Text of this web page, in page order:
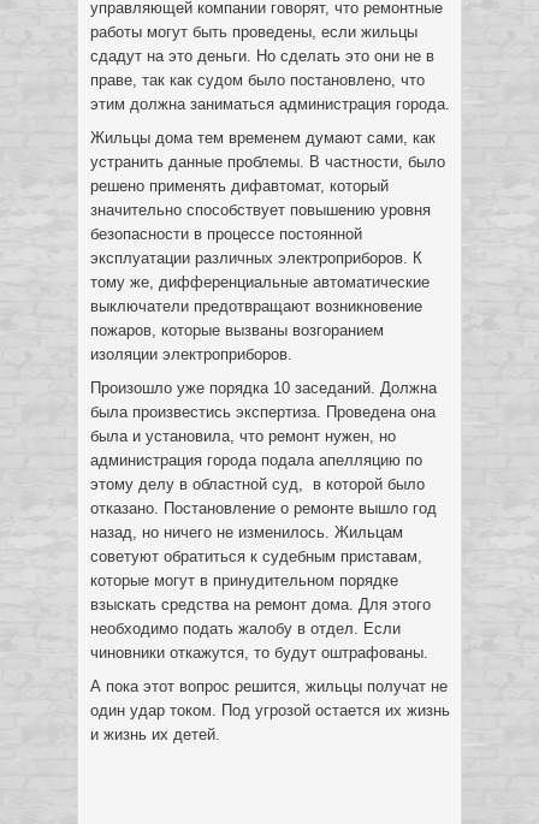
управляющей компании говорят, что ремонтные
работы могут быть проведены, если жильцы
сдадут на это деньги. Но сделать это они не в
праве, так как судом было постановлено, что
этим должна заниматься администрация города.
Жильцы дома тем временем думают сами, как
устранить данные проблемы. В частности, было
решено применять дифавтомат, который
значительно способствует повышению уровня
безопасности в процессе постоянной
эксплуатации различных электроприборов. К
тому же, дифференциальные автоматические
выключатели предотвращают возникновение
пожаров, которые вызваны возгоранием
изоляции электроприборов.
Произошло уже порядка 10 заседаний. Должна
была произвестись экспертиза. Проведена она
была и установила, что ремонт нужен, но
администрация города подала апелляцию по
этому делу в областной суд, в которой было
отказано. Постановление о ремонте вышло год
назад, но ничего не изменилось. Жильцам
советуют обратиться к судебным приставам,
которые могут в принудительном порядке
взыскать средства на ремонт дома. Для этого
необходимо подать жалобу в отдел. Если
чиновники откажутся, то будут оштрафованы.
А пока этот вопрос решится, жильцы получат не
один удар током. Под угрозой остается их жизнь
и жизнь их детей.